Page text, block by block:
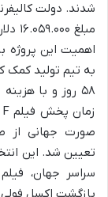
شدند. دولت
اهمیت این پروژه
به تیم تولید کمک
تعیین شد. این